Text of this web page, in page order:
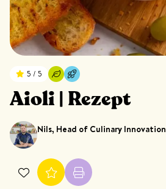
5 / 5
Aioli | Rezept
Nils, Head of Culinary Innovation